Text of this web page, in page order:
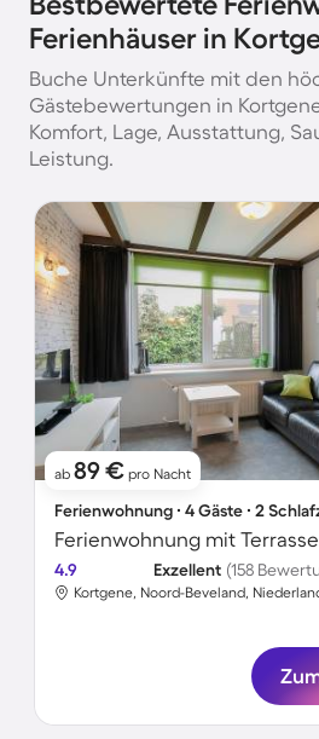
Ferienhäuser in
Buche Unterkünfte mit den
Gästebewertungen in
Komfort, Lage, Ausstattung,
Leistung.
ab 89 € pro Nacht
Ferienwohnung ∙ 4 Gäste ∙ 2
Ferienwohnung mit
4.9 Exzellent (158
Kortgene, Noord-Beveland,